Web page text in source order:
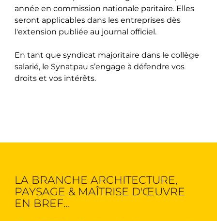
année en commission nationale paritaire. Elles
seront applicables dans les entreprises dès
l'extension publiée au journal officiel.
En tant que syndicat majoritaire dans le collège
salarié, le Synatpau s’engage à défendre vos
droits et vos intérêts.
LA BRANCHE ARCHITECTURE,
PAYSAGE & MAÎTRISE D'ŒUVRE
EN BREF…